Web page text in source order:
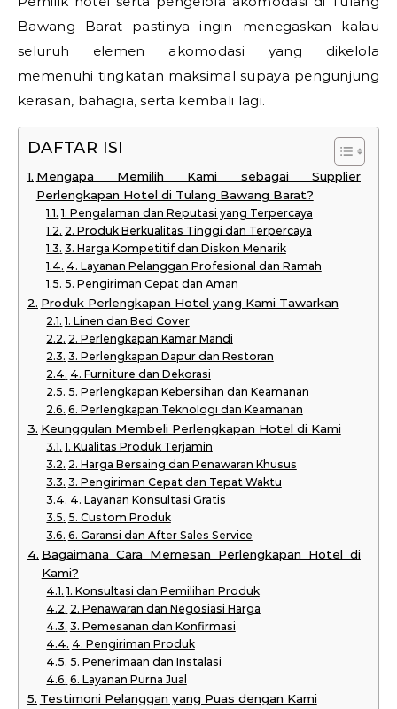
Bawang Barat pastinya ingin menegaskan kalau
seluruh elemen akomodasi yang dikelola
memenuhi tingkatan maksimal supaya pengunjung
kerasan, bahagia, serta kembali lagi.
DAFTAR ISI
Mengapa Memilih Kami sebagai Supplier
Perlengkapan Hotel di Tulang Bawang Barat?
1. Pengalaman dan Reputasi yang Terpercaya
2. Produk Berkualitas Tinggi dan Terpercaya
3. Harga Kompetitif dan Diskon Menarik
4. Layanan Pelanggan Profesional dan Ramah
5. Pengiriman Cepat dan Aman
Produk Perlengkapan Hotel yang Kami Tawarkan
1. Linen dan Bed Cover
2. Perlengkapan Kamar Mandi
3. Perlengkapan Dapur dan Restoran
4. Furniture dan Dekorasi
5. Perlengkapan Kebersihan dan Keamanan
6. Perlengkapan Teknologi dan Keamanan
Keunggulan Membeli Perlengkapan Hotel di Kami
1. Kualitas Produk Terjamin
2. Harga Bersaing dan Penawaran Khusus
3. Pengiriman Cepat dan Tepat Waktu
4. Layanan Konsultasi Gratis
5. Custom Produk
6. Garansi dan After Sales Service
Bagaimana Cara Memesan Perlengkapan Hotel di
Kami?
1. Konsultasi dan Pemilihan Produk
2. Penawaran dan Negosiasi Harga
3. Pemesanan dan Konfirmasi
4. Pengiriman Produk
5. Penerimaan dan Instalasi
6. Layanan Purna Jual
Testimoni Pelanggan yang Puas dengan Kami